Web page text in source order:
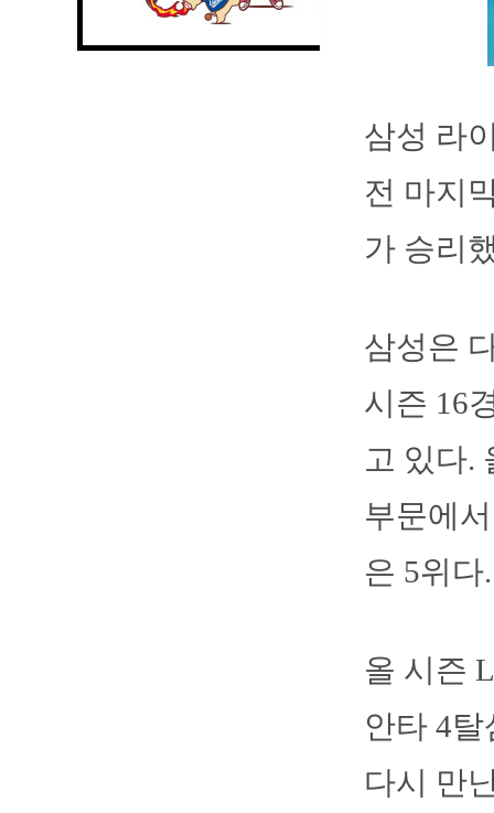
삼성 라
전 마지
가 승리
삼성은
시즌 16
고 있다.
부문에
은 5위다.
올 시즌
안타 4
다시 만